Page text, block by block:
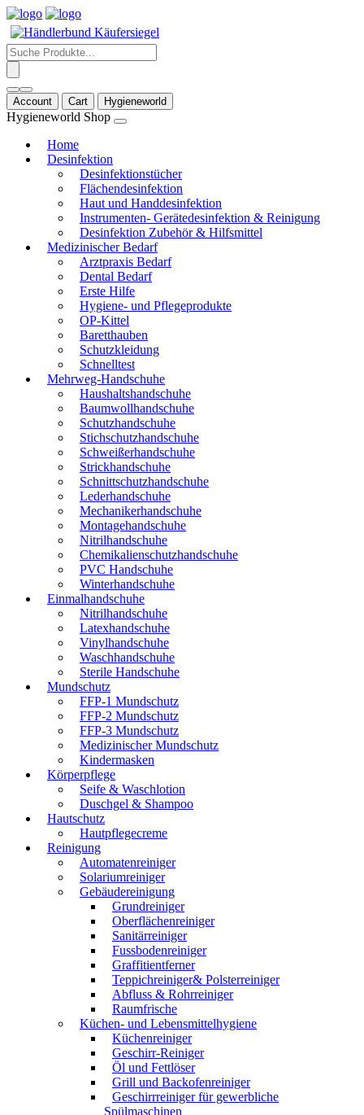
Products
search
Account Cart Hygieneworld
Hygieneworld Shop
Home
Desinfektion
Desinfektionstücher
Flächendesinfektion
Haut und Handdesinfektion
Instrumenten- Gerätedesinfektion & Reinigung
Desinfektion Zubehör & Hilfsmittel
Medizinischer Bedarf
Arztpraxis Bedarf
Dental Bedarf
Erste Hilfe
Hygiene- und Pflegeprodukte
OP-Kittel
Baretthauben
Schutzkleidung
Schnelltest
Mehrweg-Handschuhe
Haushaltshandschuhe
Baumwollhandschuhe
Schutzhandschuhe
Stichschutzhandschuhe
Schweißerhandschuhe
Strickhandschuhe
Schnittschutzhandschuhe
Lederhandschuhe
Mechanikerhandschuhe
Montagehandschuhe
Nitrilhandschuhe
Chemikalienschutzhandschuhe
PVC Handschuhe
Winterhandschuhe
Einmalhandschuhe
Nitrilhandschuhe
Latexhandschuhe
Vinylhandschuhe
Waschhandschuhe
Sterile Handschuhe
Mundschutz
FFP-1 Mundschutz
FFP-2 Mundschutz
FFP-3 Mundschutz
Medizinischer Mundschutz
Kindermasken
Körperpflege
Seife & Waschlotion
Duschgel & Shampoo
Hautschutz
Hautpflegecreme
Reinigung
Automatenreiniger
Solariumreiniger
Gebäudereinigung
Grundreiniger
Oberflächenreiniger
Sanitärreiniger
Fussbodenreiniger
Graffitientferner
Teppichreiniger& Polsterreiniger
Abfluss & Rohrreiniger
Raumfrische
Küchen- und Lebensmittelhygiene
Küchenreiniger
Geschirr-Reiniger
Öl und Fettlöser
Grill und Backofenreiniger
Geschirrreiniger für gewerbliche
Spülmaschinen